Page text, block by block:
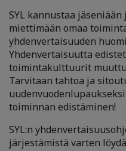
SYL kannustaa
miettimään omaa
yhdenvertaisuuden
Yhdenvertaisuutta
toimintakulttuurit
Tarvitaan tahtoa ja
toiminnan edistäminen!
SYL:n
järjestämistä varten